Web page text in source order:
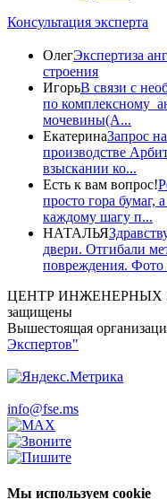
Консультация эксперта
ОлегЭкспертиза
строения
ИгорьВ связи с
по комплексному
мочевины(A...
ЕкатеринаЗапрос
производстве
взыскании ко...
Есть к вам вопрос!
просто гора бумаг,
каждому шагу п...
НАТАЛЬЯ
двери. Отгибали
повреждения. Фото
ЦЕНТР ИНЖЕНЕРНЫХ
защищены
Вышестоящая
Экспертов"
info@fse.ms
Мы используем cookie